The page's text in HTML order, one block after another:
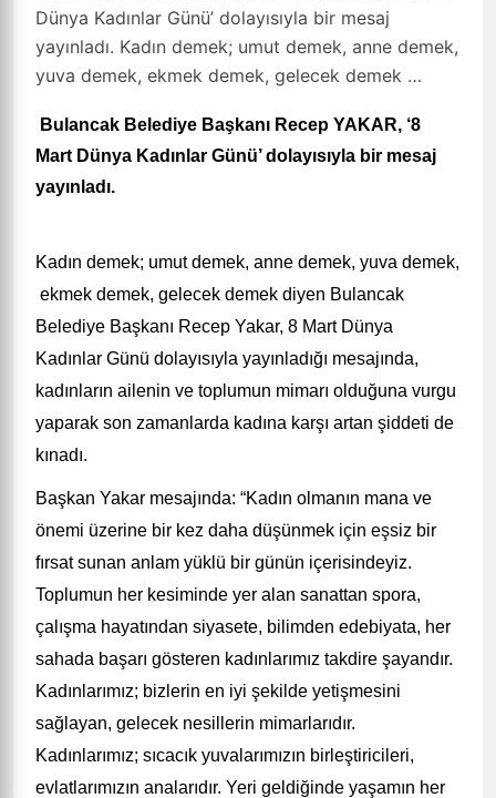
Dünya Kadınlar Günü’ dolayısıyla bir mesaj
yayınladı. Kadın demek; umut demek, anne demek,
yuva demek, ekmek demek, gelecek demek …
Bulancak Belediye Başkanı Recep YAKAR, ‘8
Mart Dünya Kadınlar Günü’ dolayısıyla bir mesaj
yayınladı.
Kadın demek; umut demek, anne demek, yuva demek,
ekmek demek, gelecek demek diyen Bulancak
Belediye Başkanı Recep Yakar, 8 Mart Dünya
Kadınlar Günü dolayısıyla yayınladığı mesajında,
kadınların ailenin ve toplumun mimarı olduğuna vurgu
yaparak son zamanlarda kadına karşı artan şiddeti de
kınadı.
Başkan Yakar mesajında: “Kadın olmanın mana ve
önemi üzerine bir kez daha düşünmek için eşsiz bir
fırsat sunan anlam yüklü bir günün içerisindeyiz.
Toplumun her kesiminde yer alan sanattan spora,
çalışma hayatından siyasete, bilimden edebiyata, her
sahada başarı gösteren kadınlarımız takdire şayandır.
Kadınlarımız; bizlerin en iyi şekilde yetişmesini
sağlayan, gelecek nesillerin mimarlarıdır.
Kadınlarımız; sıcacık yuvalarımızın birleştiricileri,
evlatlarımızın analarıdır. Yeri geldiğinde yaşamın her